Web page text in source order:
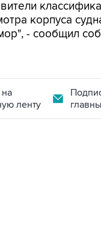
корпуса
- сообщил
ленту